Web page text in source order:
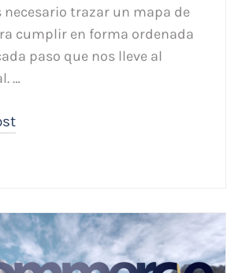
necesario trazar un mapa de
cumplir en forma ordenada
paso que nos lleve al
…